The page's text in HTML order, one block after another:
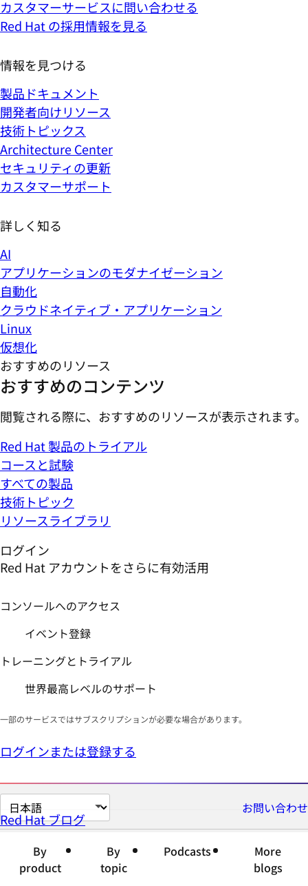
カスタマーサービスに問い合わせる
Red Hat の採用情報を見る
情報を見つける
製品ドキュメント
開発者向けリソース
技術トピックス
Architecture Center
セキュリティの更新
カスタマーサポート
詳しく知る
AI
アプリケーションのモダナイゼーション
自動化
クラウドネイティブ・アプリケーション
Linux
仮想化
おすすめのリソース
おすすめのコンテンツ
閲覧される際に、おすすめのリソースが表示されます。
Red Hat 製品のトライアル
コースと試験
すべての製品
技術トピック
リソースライブラリ
ログイン
Red Hat アカウントをさらに有効活用
コンソールへのアクセス
イベント登録
トレーニングとトライアル
世界最高レベルのサポート
一部のサービスではサブスクリプションが必要な場合があります。
ログインまたは登録する
ペ
ー
お問い合わせ
Red Hat ブログ
By
product
By
topic
Podcasts
More
blogs